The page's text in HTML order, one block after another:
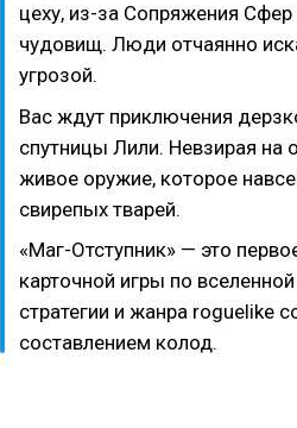
цеху, из-за Сопряжения
чудовищ. Люди отчаянно
угрозой.
Вас ждут приключения
спутницы Лили. Невзирая на
живое оружие, которое
свирепых тварей.
«Маг-Отступник» — это
карточной игры по
стратегии и жанра roguelike
составлением колод.